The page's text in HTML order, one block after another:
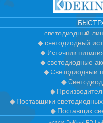
светодиодный
светодиодный
Источник
светодиодные
Светодиодный
Поставщики
Поставщик